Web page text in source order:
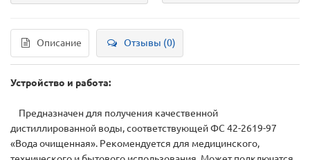
Описание Отзывы (0)
Устройство и работа:
Предназначен для получения качественной
дистиллированной воды, соответствующей ФС 42-2619-97
«Вода очищенная». Рекомендуется для медицинского,